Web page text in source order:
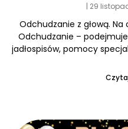
29
Odchudzanie z głową.
Odchudzanie –
jadłospisów, pomocy